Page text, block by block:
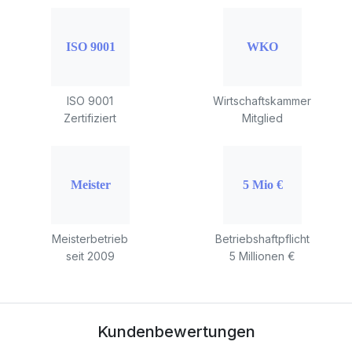
ISO 9001
Zertifiziert
Wirtschaftskammer
Mitglied
Meisterbetrieb
seit 2009
Betriebshaftpflicht
5 Millionen €
Kundenbewertungen